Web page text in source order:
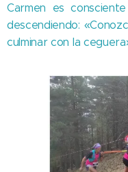
Carmen es
descendiendo:
culminar con la